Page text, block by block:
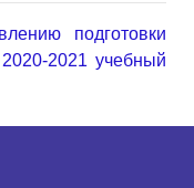
подготовки
2021 учебный